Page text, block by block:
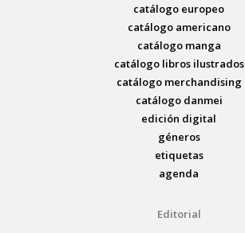
catálogo europeo
catálogo americano
catálogo manga
catálogo libros ilustrados
catálogo merchandising
catálogo danmei
edición digital
géneros
etiquetas
agenda
Editorial